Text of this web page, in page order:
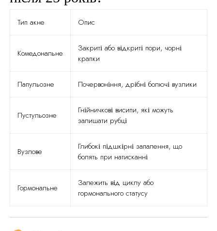
Тип акне Опис
Комедональне
Закриті або відкриті пори, чорні
крапки
Папульозне Почервоніння, дрібні болючі вузлики
Пустульозне
Гнійничкові висипи, які можуть
залишати рубці
Вузлове
Глибокі підшкірні запалення, що
болять при натисканні
Гормональне
Залежить від циклу або
гормонального статусу